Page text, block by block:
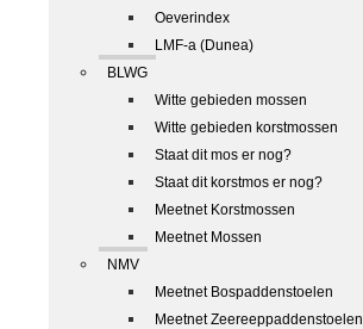
Oeverindex
LMF-a (Dunea)
BLWG
Witte gebieden mossen
Witte gebieden korstmossen
Staat dit mos er nog?
Staat dit korstmos er nog?
Meetnet Korstmossen
Meetnet Mossen
NMV
Meetnet Bospaddenstoelen
Meetnet Zeereeppaddenstoelen